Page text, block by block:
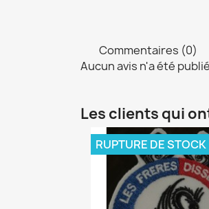
Commentaires (0)
Aucun avis n'a été
Les clients qui
RUPTURE DE STOCK